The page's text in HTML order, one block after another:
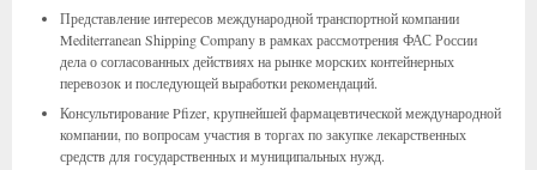
Представление интересов международной транспортной компании
Mediterranean Shipping Company в рамках рассмотрения ФАС России
дела о согласованных действиях на рынке морских контейнерных
перевозок и последующей выработки рекомендаций.
Консультирование Pfizer, крупнейшей фармацевтической международной
компании, по вопросам участия в торгах по закупке лекарственных
средств для государственных и муниципальных нужд.